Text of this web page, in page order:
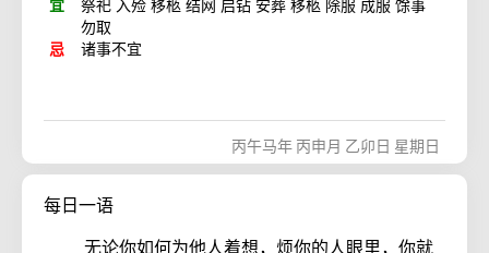
宜
祭祀 入殓 移柩 结网 启钻 安葬 移柩 除服 成服 馀事
勿取
忌
诸事不宜
丙午马年 丙申月 乙卯日 星期日
每日一语
无论你如何为他人着想，烦你的人眼里，你就